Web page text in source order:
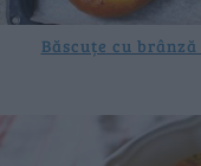
Băscuțe cu